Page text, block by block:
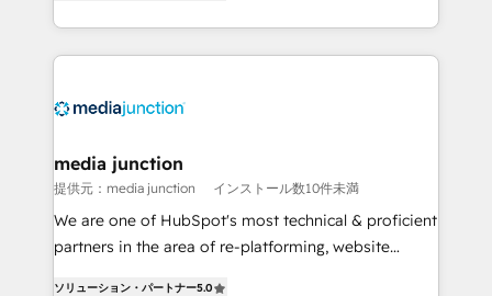
Hourly-fee (assigned one Dedicated HubSpot
requirement). ✔️Helped over 25,000+ customers so
team to simplify the complex and build a better
experience for your team and customers.
media junction
提供元：media junction インストール数10件未満
We are one of HubSpot's most technical & proficient
partners in the area of re-platforming, website
ソリューション・パートナー5.0